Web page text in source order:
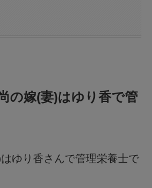
の嫁(妻)はゆり香で管
ゆり香さんで管理栄養士で